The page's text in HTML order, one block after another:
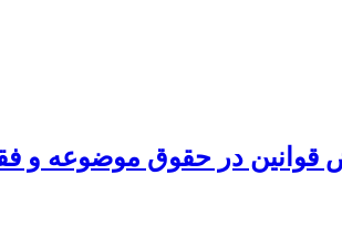
قوانین در حقوق موضوعه و